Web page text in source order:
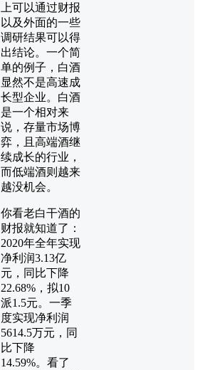
上可以通过财报
以及外面的一些
调研结果可以得
出结论。一个简
单的例子，白酒
显然不是高速成
长型企业。白酒
是一个相对来
说，存量市场博
弈，且高端酒继
续成长的行业，
而低端酒则越来
越没机会。
你看老白干酒的
财报就知道了：
2020年全年实现
净利润3.13亿
元，同比下降
22.68%，拟10
派1.5元。一季
度实现净利润
5614.5万元，同
比下降
14.59%。看了